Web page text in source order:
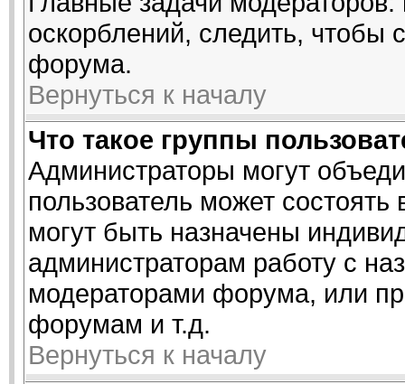
оскорблений, следить, чтобы
форума.
Вернуться к началу
Что такое группы
Администраторы могут
пользователь может состоять
могут быть назначены
администраторам работу с
модераторами форума, или
форумам и т.д.
Вернуться к началу